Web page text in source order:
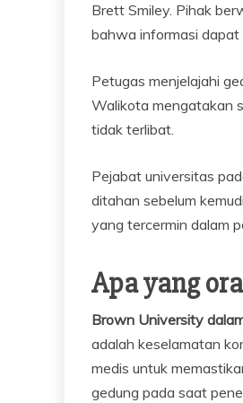
Brett Smiley. Pihak
bahwa informasi dapat
Petugas menjelajahi
Walikota mengatakan
tidak terlibat.
Pejabat universitas
ditahan sebelum
yang tercermin dalam
Apa yang
Brown University
adalah keselamatan
medis untuk
gedung pada saat